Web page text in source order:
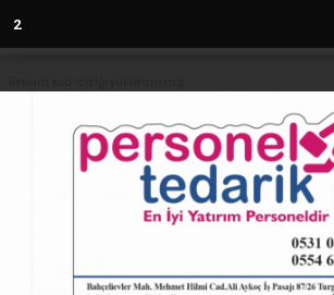
1
Anasayfa DÜNYA
İstanbul’da DEAŞ
Şüpheli
02.01.2026 - 22:59, Güncelleme: